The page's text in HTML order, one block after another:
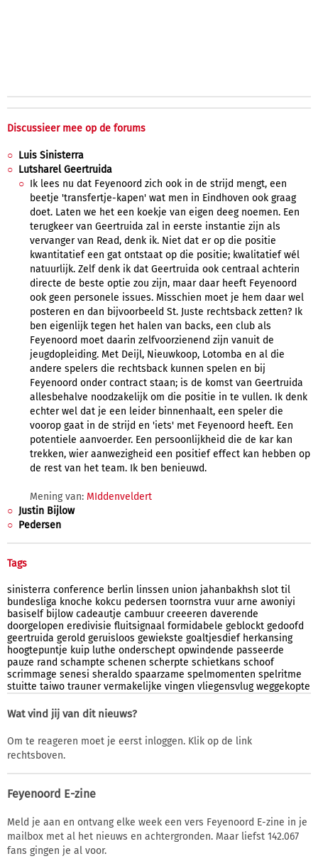
Discussieer mee op de forums
Luis Sinisterra
Lutsharel Geertruida
Ik lees nu dat Feyenoord zich ook in de strijd mengt, een
beetje 'transfertje-kapen' wat men in Eindhoven ook graag
doet. Laten we het een koekje van eigen deeg noemen. Een
terugkeer van Geertruida zal in eerste instantie zijn als
vervanger van Read, denk ik. Niet dat er op die positie
kwantitatief een gat ontstaat op die positie; kwalitatief wél
natuurlijk. Zelf denk ik dat Geertruida ook centraal achterin
directe de beste optie zou zijn, maar daar heeft Feyenoord
ook geen personele issues. Misschien moet je hem daar wel
posteren en dan bijvoorbeeld St. Juste rechtsback zetten? Ik
ben eigenlijk tegen het halen van backs, een club als
Feyenoord moet daarin zelfvoorzienend zijn vanuit de
jeugdopleiding. Met Deijl, Nieuwkoop, Lotomba en al die
andere spelers die rechtsback kunnen spelen en bij
Feyenoord onder contract staan; is de komst van Geertruida
allesbehalve noodzakelijk om die positie in te vullen. Ik denk
echter wel dat je een leider binnenhaalt, een speler die
voorop gaat in de strijd en 'iets' met Feyenoord heeft. Een
potentiele aanvoerder. Een persoonlijkheid die de kar kan
trekken, wier aanwezigheid een positief effect kan hebben op
de rest van het team. Ik ben benieuwd.
Mening van: MIddenveldert
Justin Bijlow
Pedersen
Tags
sinisterra conference berlin linssen union jahanbakhsh slot til
bundesliga knoche kokcu pedersen toornstra vuur arne awoniyi
basiself bijlow cadeautje cambuur creeeren daverende
doorgelopen eredivisie fluitsignaal formidabele geblockt gedoofd
geertruida gerold geruisloos gewiekste goaltjesdief herkansing
hoogtepuntje kuip luthe onderschept opwindende passeerde
pauze rand schampte schenen scherpte schietkans schoof
scrimmage senesi sheraldo spaarzame spelmomenten spelritme
stuitte taiwo trauner vermakelijke vingen vliegensvlug weggekopte
Wat vind jij van dit nieuws?
Om te reageren moet je eerst inloggen. Klik op de link
rechtsboven.
Feyenoord E-zine
Meld je aan en ontvang elke week een vers Feyenoord E-zine in je
mailbox met al het nieuws en achtergronden. Maar liefst 142.067
fans gingen je al voor.